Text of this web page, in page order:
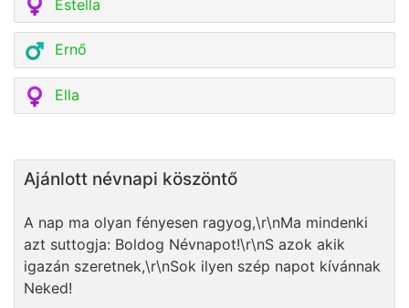
Estella
Ernő
Ella
Ajánlott névnapi köszöntő
A nap ma olyan fényesen ragyog,\r\nMa mindenki
azt suttogja: Boldog Névnapot!\r\nS azok akik
igazán szeretnek,\r\nSok ilyen szép napot kívánnak
Neked!